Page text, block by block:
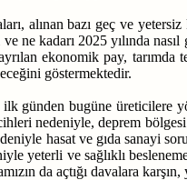
alınan bazı geç ve
ve ne kadarı 2025 yılında
ekonomik pay, tarımda
göstermektedir.
günden bugüne üreticilere
nedeniyle, deprem
hasat ve gıda sanayi
yeterli ve sağlıklı
da açtığı davalara